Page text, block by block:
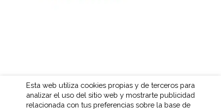
Esta web utiliza cookies propias y de terceros para
analizar el uso del sitio web y mostrarte publicidad
relacionada con tus preferencias sobre la base de